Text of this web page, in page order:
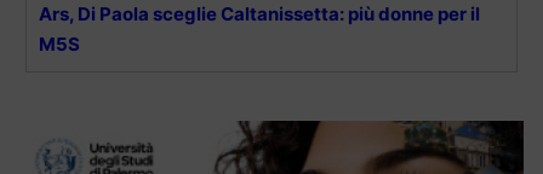
Ars, Di Paola sceglie Caltanissetta: più donne per il
M5S